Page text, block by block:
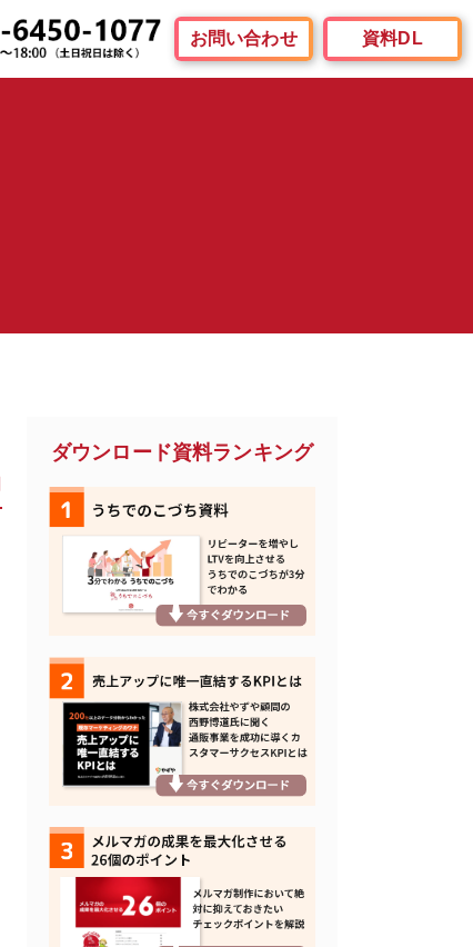
お問い合わせ 資料DL
ダウンロード資料ランキング